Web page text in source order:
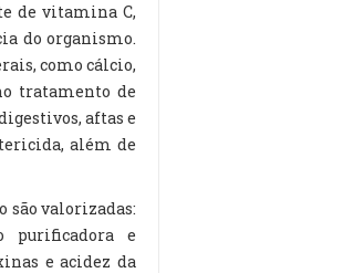
de vitamina C,
do organismo.
como cálcio,
tratamento de
aftas e
além de
são valorizadas:
purificadora e
e acidez da